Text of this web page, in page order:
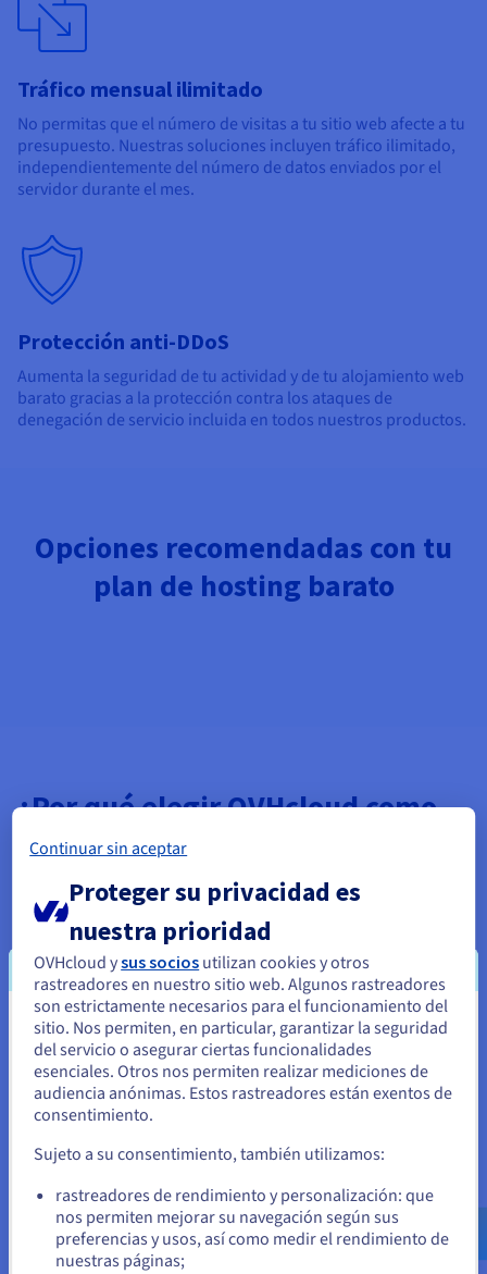
Tráfico mensual ilimitado
No permitas que el número de visitas a tu sitio web afecte a tu
presupuesto. Nuestras soluciones incluyen tráfico ilimitado,
independientemente del número de datos enviados por el
servidor durante el mes.
Protección anti-DDoS
Aumenta la seguridad de tu actividad y de tu alojamiento web
barato gracias a la protección contra los ataques de
denegación de servicio incluida en todos nuestros productos.
Opciones recomendadas con tu
plan de hosting barato
¿Por qué elegir OVHcloud como
proveedor de hosting barato y de
calidad para tus sitios web?
OVHcloud ofrece un nivel de seguridad óptimo y
funcionalidades avanzadas para todos sus proyectos online.
Tus sitios web se alojan en nuestros propios datacenters, de
conformidad con la legislación europea, y nuestros servicios
están sujetos al nivel de protección más estricto. Descubre
nuestra amplia gama de planes de hosting baratos que no
escatiman ni en calidad ni en seguridad para permitir que
disfrutes de altas prestaciones al mejor precio.
Disfruta de una solución asequible y fiable para tu proyecto
protección anti-DDoS por defecto, tráfico mensual ilimitado y
a tu disposición numerosas opciones para completar y
mejorar tu plan con el fin de adaptarlo a tus necesidades.
Con nuestro plan de hosting disfrutarás de un dominio gratis
Parece que está ubicado en Estados
Unidos
Si quiere hacer un pedido desde Estados Unidos, deberá buscar
el sitio web adecuado y crear una cuenta.
us.ovhcloud.com/
Inglés USD - $
Continuar sin aceptar
Proteger su privacidad es
nuestra prioridad
OVHcloud ysus socios utilizan cookies y otros
rastreadores en nuestro sitio web. Algunos rastreadores
son estrictamente necesarios para el funcionamiento del
sitio. Nos permiten, en particular, garantizar la seguridad
del servicio o asegurar ciertas funcionalidades
esenciales. Otros nos permiten realizar mediciones de
audiencia anónimas. Estos rastreadores están exentos de
consentimiento.
Sujeto a su consentimiento, también utilizamos:
rastreadores de rendimiento y personalización: que
nos permiten mejorar su navegación según sus
preferencias y usos, así como medir el rendimiento de
nuestras páginas;